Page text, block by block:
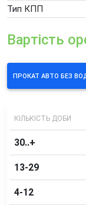
Тип КПП
Вартість
ПРОКАТ АВТО БЕЗ
КІЛЬКІСТЬ ДОБИ
30..+
13-29
4-12